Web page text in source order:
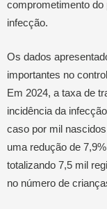
comprometimento
infecção.
Os dados
importantes no
Em 2024, a taxa de
incidência da
caso por mil
uma redução de
totalizando 7,5 mil
no número de